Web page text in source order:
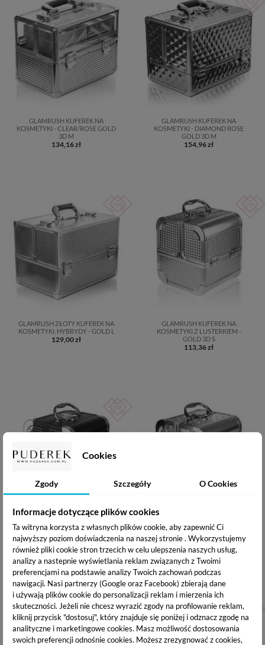
Cookies
Zgody Szczegóły O Cookies
Informacje dotyczące plików cookies
Ta witryna korzysta z własnych plików cookie, aby zapewnić Ci
najwyższy poziom doświadczenia na naszej stronie . Wykorzystujemy
również pliki cookie stron trzecich w celu ulepszenia naszych usług,
analizy a nastepnie wyświetlania reklam związanych z Twoimi
preferencjami na podstawie analizy Twoich zachowań podczas
nawigacji. Nasi partnerzy (Google oraz Facebook) zbierają dane
i używają plików cookie do personalizacji reklam i mierzenia ich
skuteczności. Jeżeli nie chcesz wyrazić zgody na profilowanie reklam,
kliknij przycisk "dostosuj", który znajduje się poniżej i odznacz zgodę na
analityczne i marketingowe cookies. Masz możliwość dostosowania
swoich preferencji odnośnie cookies. Możesz zrezygnować z cookies,
GLAMRUSH KUFEREK NA
KOSMETYKI - CLEAR/ROSE GOLD
3D M
134,16 zł
GLAMRUSH KUFEREK NA
KOSMETYKI - DIAMOND ROSE
GOLD 3D M
154,96 zł
GLAMRUSH ZŁOTY KUFEREK NA
KOSMETYKI, HYBRYDY - GOLD L
129,00 zł
GLAMRUSH KUFEREK NA
KOSMETYKI Z LUSTERKIEM -
GOLD 3D S
113,36 zł
GLAMRUSH KUFEREK NA
KOSMETYKI Z LUSTERKIEM -
BLACK 3D S
134,16 zł
GLAMRUSH KUFEREK NA
KOSMETYKI - DIAMOND ROSE
GOLD HOLO 3D S
113,36 zł